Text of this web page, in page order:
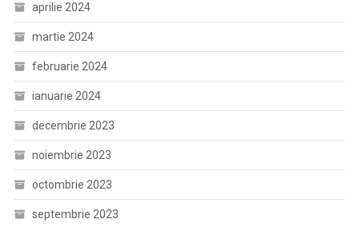
aprilie 2024
martie 2024
februarie 2024
ianuarie 2024
decembrie 2023
noiembrie 2023
octombrie 2023
septembrie 2023